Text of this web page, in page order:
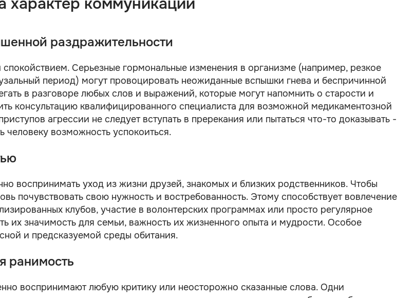
раздражительности
Серьезные гормональные изменения в организме (например, резкое
период) могут провоцировать неожиданные вспышки гнева и беспричинной
в разговоре любых слов и выражений, которые могут напомнить о старости и
консультацию квалифицированного специалиста для возможной медикаментозной
агрессии не следует вступать в пререкания или пытаться что-то доказывать -
человеку возможность успокоиться.
воспринимать уход из жизни друзей, знакомых и близких родственников. Чтобы
почувствовать свою нужность и востребованность. Этому способствует вовлечение
клубов, участие в волонтерских программах или просто регулярное
их значимость для семьи, важность их жизненного опыта и мудрости. Особое
и предсказуемой среды обитания.
ранимость
воспринимают любую критику или неосторожно сказанные слова. Одни